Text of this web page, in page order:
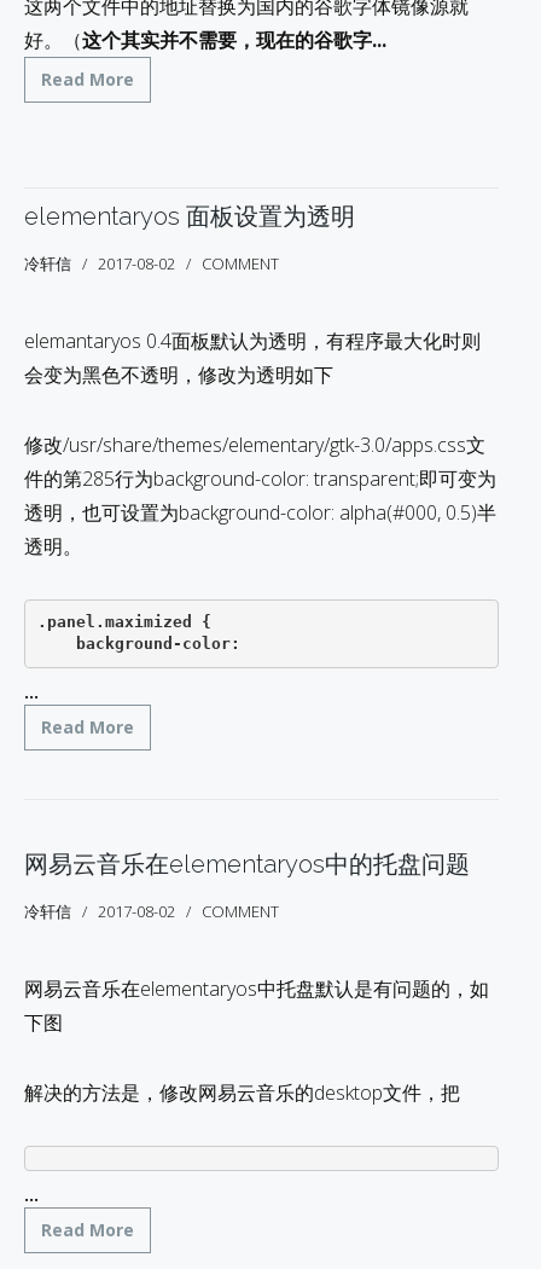
这两个文件中的地址替换为国内的谷歌字体镜像源就
好。（这个其实并不需要，现在的谷歌字...
Read More
elementaryos 面板设置为透明
冷轩信 2017-08-02 COMMENT
elemantaryos 0.4面板默认为透明，有程序最大化时则
会变为黑色不透明，修改为透明如下
修改/usr/share/themes/elementary/gtk-3.0/apps.css文
件的第285行为background-color: transparent;即可变为
透明，也可设置为background-color: alpha(#000, 0.5)半
透明。
.panel.maximized {
    background-color:
...
Read More
网易云音乐在elementaryos中的托盘问题
冷轩信 2017-08-02 COMMENT
网易云音乐在elementaryos中托盘默认是有问题的，如
下图
解决的方法是，修改网易云音乐的desktop文件，把
...
Read More